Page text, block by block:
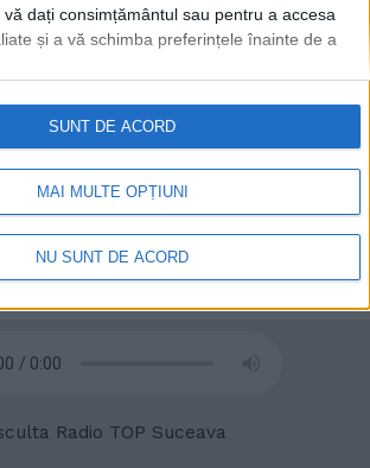
dați consimțământul sau pentru a accesa
și a vă schimba preferințele înainte de a
în orice moment, revenind la acest site
"Confidențialitate" din partea de jos a
MAI MULTE OPȚIUNI
NU SUNT DE ACORD
SUNT DE ACORD
104 FM
Radio TOP Suceava